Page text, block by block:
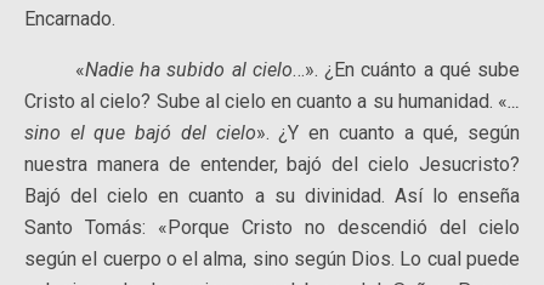
Encarnado.
«Nadie ha subido al cielo…». ¿En cuánto a qué sube
Cristo al cielo? Sube al cielo en cuanto a su humanidad. «…
sino el que bajó del cielo». ¿Y en cuanto a qué, según
nuestra manera de entender, bajó del cielo Jesucristo?
Bajó del cielo en cuanto a su divinidad. Así lo enseña
Santo Tomás: «Porque Cristo no descendió del cielo
según el cuerpo o el alma, sino según Dios. Lo cual puede